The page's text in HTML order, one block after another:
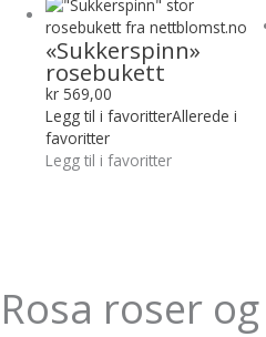
«Sukkerspinn»
rosebukett
kr 569,00
Legg til i favoritterAllerede i
favoritter
Legg til i favoritter
Rosa roser